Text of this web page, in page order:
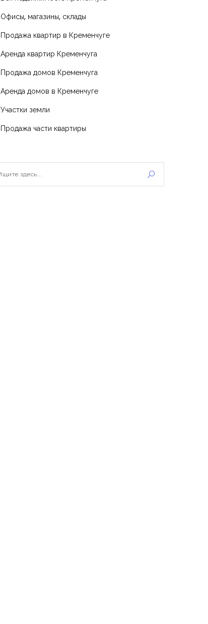
Офисы, магазины, склады
Продажа квартир в Кременчуге
Аренда квартир Кременчуга
Продажа домов Кременчуга
Аренда домов в Кременчуге
Участки земли
Продажа части квартиры